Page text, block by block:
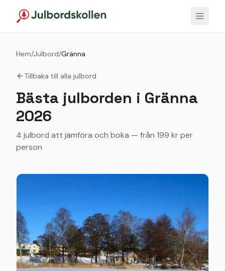
Hem/Julbord/Gränna
Tillbaka till alla julbord
Bästa julborden i Gränna
2026
4 julbord att jämföra och boka — från 199 kr per
person